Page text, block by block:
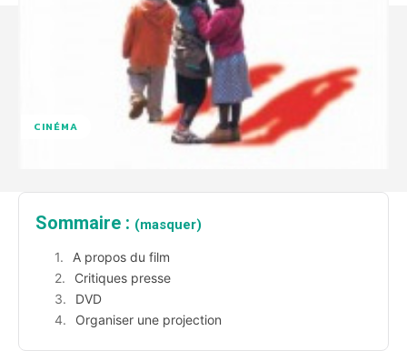
CINÉMA
Sommaire : (masquer)
A propos du film
Critiques presse
DVD
Organiser une projection